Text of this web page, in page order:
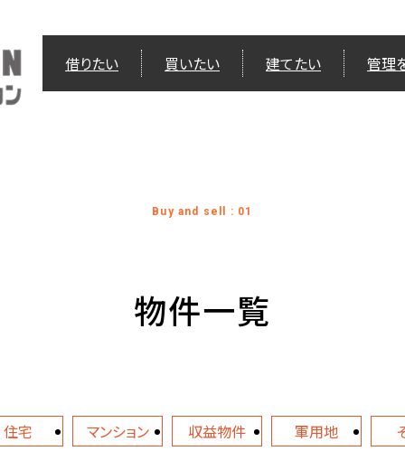
借りたい 買いたい 建てたい 管理
Buy and sell : 01
物件一覧
住宅 マンション 収益物件 軍用地